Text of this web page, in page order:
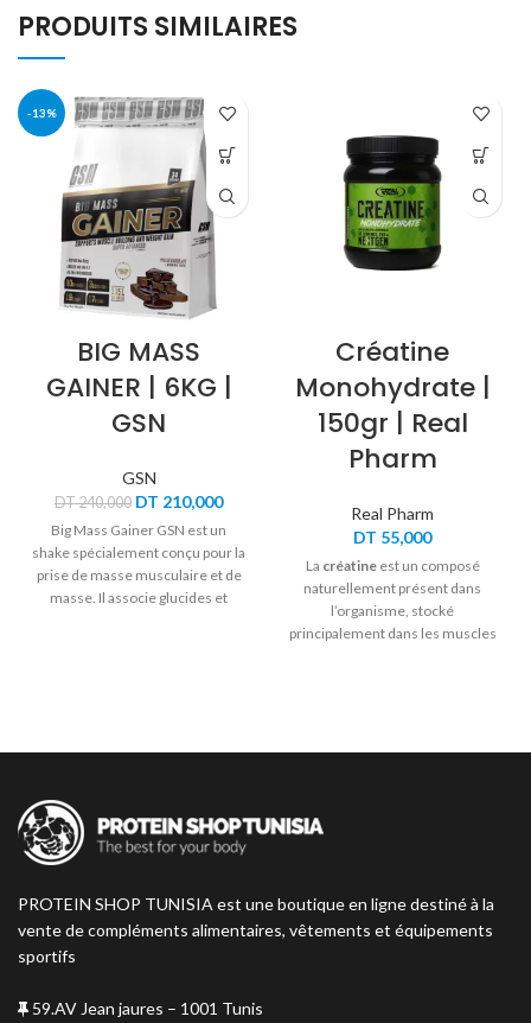
PRODUITS SIMILAIRES
-13%
BIG MASS
GAINER | 6KG |
GSN
GSN
DT240,000 Le
prix
initial
DT 240,000.
DT 210,000Le
actuel
est :
DT 210,000.
Big Mass Gainer GSN est un
shake spécialement conçu pour la
prise de masse musculaire et de
masse. Il associe glucides et
Créatine
Monohydrate |
150gr | Real
Pharm
Real Pharm
DT 55,000
La créatineest un composé
naturellement présent dans
l’organisme, stocké
principalement dans les muscles
PROTEIN SHOP TUNISIA est une boutique en ligne destiné à la
vente de compléments alimentaires, vêtements et équipements
sportifs
59.AV Jean jaures – 1001 Tunis